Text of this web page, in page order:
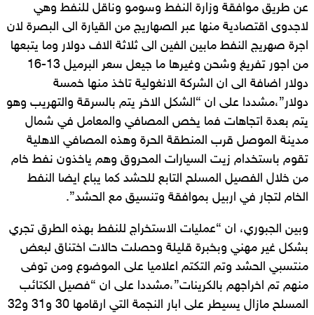
عن طريق موافقة وزارة النفط وسومو وناقل للنفط وهي
لاجدوى اقتصادية منها عبر الصهاريج من القيارة الى البصرة لان
اجرة صهريج النفط مابين الفين الى ثلاثة الاف دولار وما يتبعها
من اجور تفريغ وشحن وغيرها ما جيعل سعر البرميل 13-16
دولار اضافة الى ان الشركة الانغولية تاخذ منها خمسة
دولار”،مشددا على ان “الشكل الاخر يتم بالسرقة والتهريب وهو
يتم بعدة اتجاهات فما يخص المصافي والمعامل في شمال
مدينة الموصل قرب المنطقة الحرة وهذه المصافي الاهلية
تقوم باستخدام زيت السيارات المحروق وهم ياخذون نفط خام
من خلال الفصيل المسلح التابع للحشد كما يباع ايضا النفط
الخام لتجار في اربيل بموافقة وتنسيق مع الحشد”.
وبين الجبوري، ان “عمليات الاستخراج للنفط بهذه الطرق تجري
بشكل غير مهني وبخبرة قليلة وحصلت حالات اختناق لبعض
منتسبي الحشد وتم التكتم اعلاميا على الموضوع ومن توفى
منهم تم اخراجهم بالكرينات”،مشددا على ان “فصيل الكتائب
المسلح مازال يسيطر على ابار النجمة التي ارقامها 30 و31 و32